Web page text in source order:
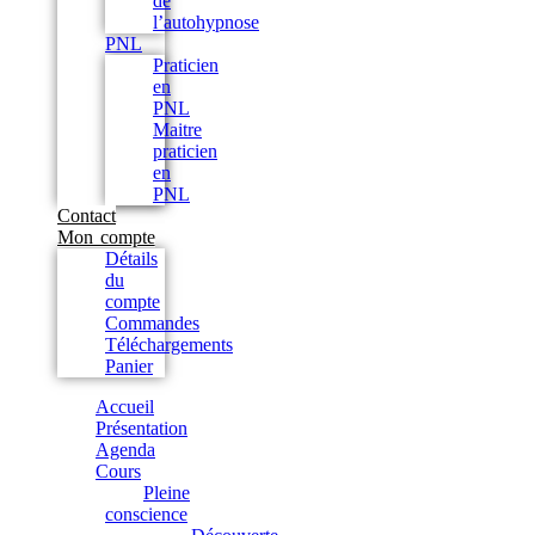
l’autohypnose
PNL
Praticien
en
PNL
Maitre
praticien
en
PNL
Contact
Mon compte
Détails
du
compte
Commandes
Téléchargements
Panier
Accueil
Présentation
Agenda
Cours
Pleine
conscience